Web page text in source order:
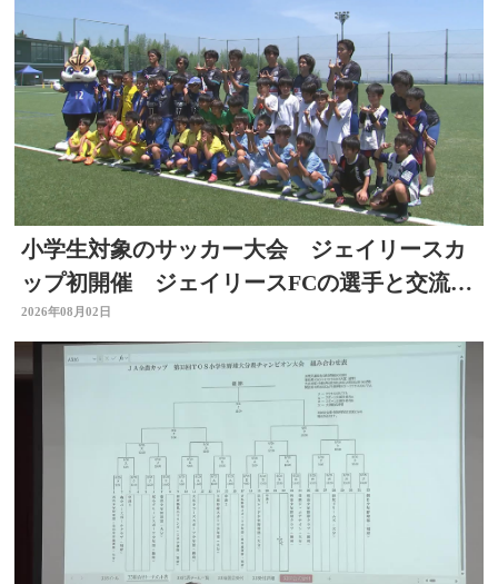
小学生対象のサッカー大会 ジェイリースカ
ップ初開催 ジェイリースFCの選手と交流
も 大分
2026年08月02日